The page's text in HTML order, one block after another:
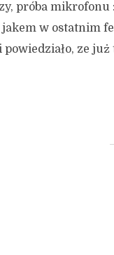
próba mikrofonu
jakem w ostatnim
powiedziało, ze